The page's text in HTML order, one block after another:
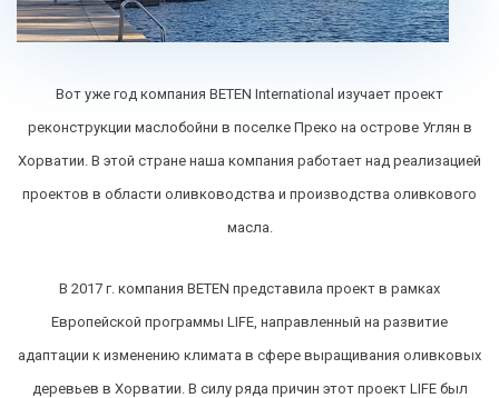
Вот уже год компания BETEN International изучает проект
реконструкции маслобойни в поселке Преко на острове Углян в
Хорватии. В этой стране наша компания работает над реализацией
проектов в области оливководства и производства оливкового
масла.
В 2017 г. компания BETEN представила проект в рамках
Европейской программы LIFE, направленный на развитие
адаптации к изменению климата в сфере выращивания оливковых
деревьев в Хорватии. В силу ряда причин этот проект LIFE был